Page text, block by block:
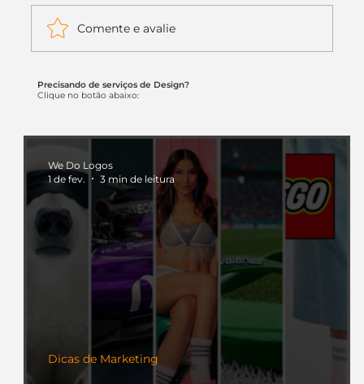
Precisando de serviços de Design?
Clique no botão abaixo:
Dicas de Marketing
We Do Logos
1 de fev.
3 min de leitura
pensar também na...
Comente e avalie